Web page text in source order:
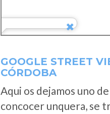
GOOGLE STREET
CÓRDOBA
Aqui os dejamos uno
concocer unquera, se